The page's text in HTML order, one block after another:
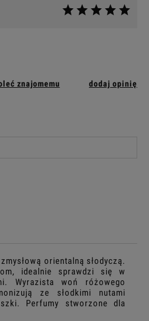
znajomemu dodaj opinię
kosztów płatności
orientalną słodyczą.
idealnie sprawdzi się w
Wyrazista woń różowego
ze słodkimi nutami
Perfumy stworzone dla